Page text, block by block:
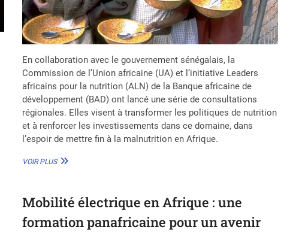
En collaboration avec le gouvernement sénégalais, la
Commission de l’Union africaine (UA) et l’initiative Leaders
africains pour la nutrition (ALN) de la Banque africaine de
développement (BAD) ont lancé une série de consultations
régionales. Elles visent à transformer les politiques de nutrition
et à renforcer les investissements dans ce domaine, dans
l’espoir de mettre fin à la malnutrition en Afrique.
VOIR PLUSSANTÉ
LA
S’UNISSENT
Mobilité électrique en Afrique : une
formation panafricaine pour un avenir